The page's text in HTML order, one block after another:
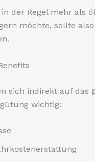
der Regel mehr als
möchte, sollte
sich indirekt auf das
wichtig: